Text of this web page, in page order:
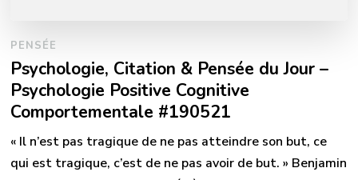
PENSÉE
Psychologie, Citation & Pensée du Jour –
Psychologie Positive Cognitive
Comportementale #190521
« Il n’est pas tragique de ne pas atteindre son but, ce
qui est tragique, c’est de ne pas avoir de but. » Benjamin